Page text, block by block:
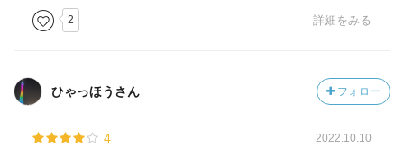
旦那に説教した内容ぜんぶ江川本人が自分に言い聞かせて
きただけの薄っぺらいものだ。
のとき死んでしまったら良かったのにだなんて、クズすぎ
て言葉がでてこない。
んてできやしないんだ。結局自分のことしか愛せない。
2 詳細をみる
ひゃっほうさん フォロー
4 2022.10.10